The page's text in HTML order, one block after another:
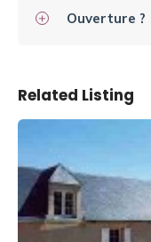
Ouverture ?
Related Listing